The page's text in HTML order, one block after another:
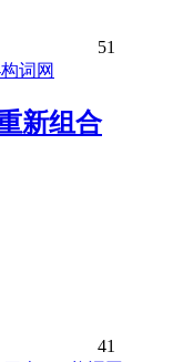
51
新组合
41